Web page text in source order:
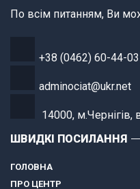
По всім питанням, Ви
+38 (0462) 60-44-03
adminociat@ukr.net
14000,
ШВИДКІ ПОСИЛАННЯ
ГОЛОВНА
ПРО ЦЕНТР